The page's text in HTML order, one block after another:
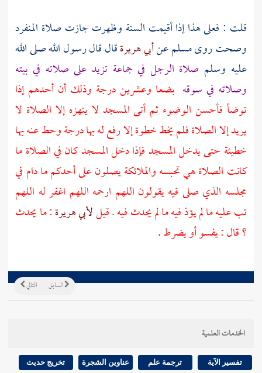
قلت : فعلى هذا إذا أقيمت السنة وظهرت جازت صلاة المنفرد
وصحت روىمسلمعنأبي هريرةقال قال رسول الله صلى الله
عليه وسلم صلاة الرجل في جماعة تزيد على صلاته في بيته
وصلاته في سوقه بضعا وعشرين درجة وذلك أن أحدهم إذا
توضأ فأحسن الوضوء ثم أتى المسجد لا ينهزه إلا الصلاة لا
يريد إلا الصلاة فلم يخط خطوة إلا رفع له بها درجة وحط عنه بها
خطيئة حتى يدخل المسجد فإذا دخل المسجد كان في الصلاة ما
كانت الصلاة هي تحبسه والملائكة يصلون على أحدكم ما دام في
مجلسه الذي صلى فيه يقولون اللهم ارحمه اللهم اغفر له اللهم
تب عليه ما لم يؤذ فيه ما لم يحدث فيه . قيللأبي هريرة: ما يحدث
؟ قال : يفسو أو يضرط.
التالي السابق
الخدمات العلمية
تفسير الآية ترجمة علم عناوين الشجرة تخريج حديث